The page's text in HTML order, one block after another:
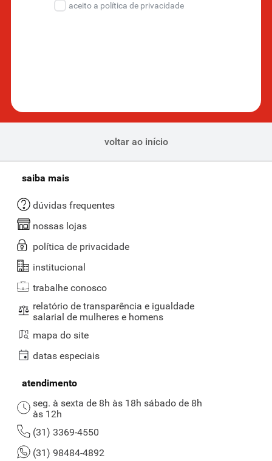
aceito a política de privacidade
voltar ao início
saiba mais
dúvidas frequentes
nossas lojas
política de privacidade
institucional
trabalhe conosco
relatório de transparência e igualdade
salarial de mulheres e homens
mapa do site
datas especiais
atendimento
seg. à sexta de 8h às 18h sábado de 8h
às 12h
(31) 3369-4550
(31) 98484-4892